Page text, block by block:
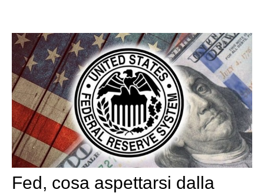
Fed, cosa aspettarsi dalla